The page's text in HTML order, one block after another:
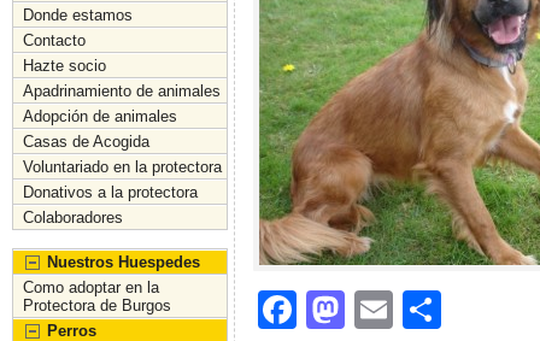
Donde estamos
Contacto
Hazte socio
Apadrinamiento de animales
Adopción de animales
Casas de Acogida
Voluntariado en la protectora
Donativos a la protectora
Colaboradores
Nuestros Huespedes
Como adoptar en la
Protectora de Burgos
Perros
F
M
E